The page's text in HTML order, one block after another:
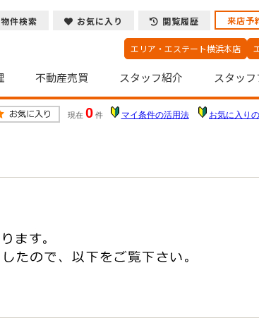
物件検索 お気に入り 閲覧履歴 来店予
エリア・エステート横浜本店
不動産売買 スタッフ紹介 スタッ
現在 0 件 マイ条件の活用法 お気に入り